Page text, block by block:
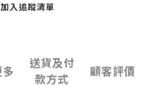
加入追蹤清單
送貨及付
款方式
顧客評價